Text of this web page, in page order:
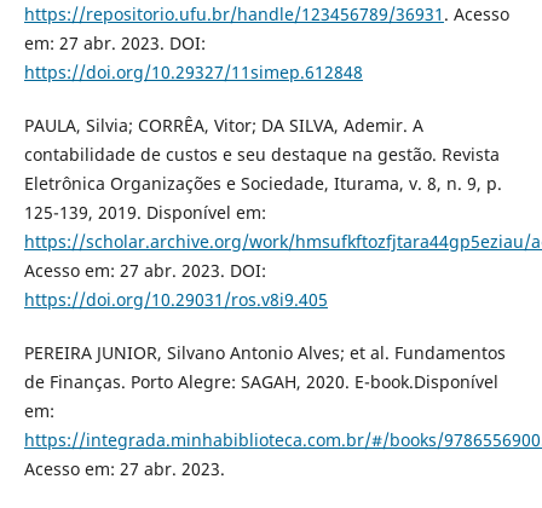
https://repositorio.ufu.br/handle/123456789/36931 . Acesso
em: 27 abr. 2023. DOI:
https://doi.org/10.29327/11simep.612848
PAULA, Silvia; CORRÊA, Vitor; DA SILVA, Ademir. A
contabilidade de custos e seu destaque na gestão. Revista
Eletrônica Organizações e Sociedade, Iturama, v. 8, n. 9, p.
125-139, 2019. Disponível em:
https://scholar.archive.org/work/
Acesso em: 27 abr. 2023. DOI:
https://doi.org/10.29031/ros.v8i9.405
PEREIRA JUNIOR, Silvano Antonio Alves; et al. Fundamentos
de Finanças. Porto Alegre: SAGAH, 2020. E-book.Disponível
em:
https://integrada.minhabiblioteca.com.br/#/books/
Acesso em: 27 abr. 2023.